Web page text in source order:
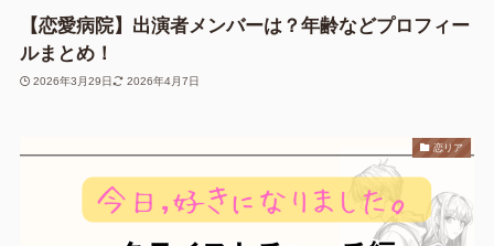
【恋愛病院】出演者メンバーは？年齢などプロフィー
ルまとめ！
2026年3月29日 2026年4月7日
恋リア